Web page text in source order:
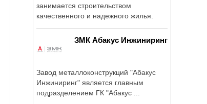
занимается строительством
качественного и надежного жилья.
ЗМК Абакус Инжиниринг
Завод металлоконструкций "Абакус
Инжиниринг" является главным
подразделением ГК "Абакус ...